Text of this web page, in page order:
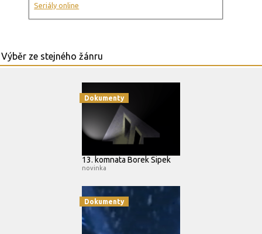
Seriály online
Dokumenty
13. komnata Borek Sipek
novinka
Dokumenty